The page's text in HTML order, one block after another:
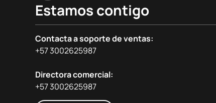
Estamos contigo
Contacta a soporte de ventas:
+57 3002625987
Directora comercial:
+57 3002625987